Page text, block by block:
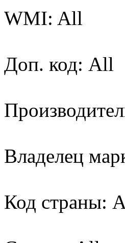
WMI: All
Доп. код: All
Владелец
Код страны: